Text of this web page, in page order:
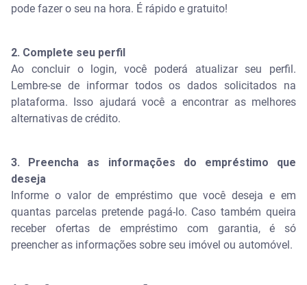
pode fazer o seu na hora. É rápido e gratuito!
2. Complete seu perfil
Ao concluir o login, você poderá atualizar seu perfil.
Lembre-se de informar todos os dados solicitados na
plataforma. Isso ajudará você a encontrar as melhores
alternativas de crédito.
3. Preencha as informações do empréstimo que
deseja
Informe o valor de empréstimo que você deseja e em
quantas parcelas pretende pagá-lo. Caso também queira
receber ofertas de empréstimo com garantia, é só
preencher as informações sobre seu imóvel ou automóvel.